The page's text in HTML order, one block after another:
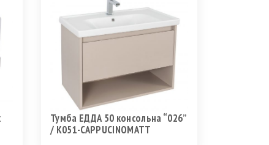
Тумба ЕДДА 50 консольна “026”
/ K051-CAPPUCINOMATT